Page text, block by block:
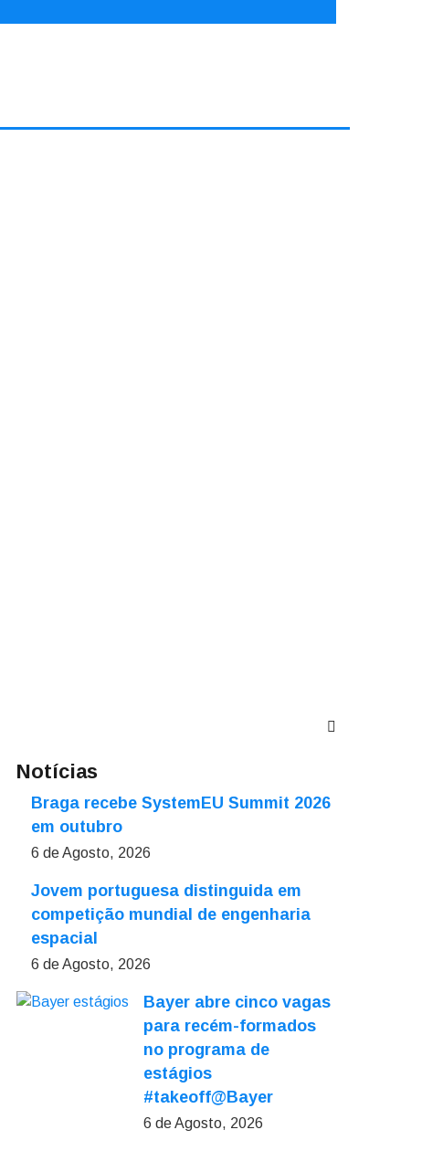
Notícias
Braga recebe SystemEU Summit 2026
em outubro
6 de Agosto, 2026
Jovem portuguesa distinguida em
competição mundial de engenharia
espacial
6 de Agosto, 2026
Bayer abre cinco vagas
para recém-formados
no programa de
estágios
#takeoff@Bayer
6 de Agosto, 2026